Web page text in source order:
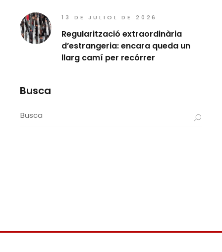
13 DE JULIOL DE 2026
Regularització extraordinària
d’estrangeria: encara queda un
llarg camí per recórrer
Busca
Search
for: